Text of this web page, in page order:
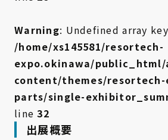
Warning: Undefined array
/home/xs145581/resortech-
expo.okinawa/
content/themes/
parts/single-
line32
出展概要